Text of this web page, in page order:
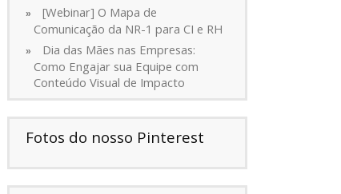
[Webinar] O Mapa de
Comunicação da NR-1 para CI e RH
Dia das Mães nas Empresas:
Como Engajar sua Equipe com
Conteúdo Visual de Impacto
Fotos do nosso Pinterest